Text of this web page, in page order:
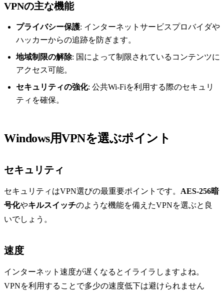
VPNの主な機能
プライバシー保護: インターネットサービスプロバイダや
ハッカーからの追跡を防ぎます。
地域制限の解除: 国によって制限されているコンテンツに
アクセス可能。
セキュリティの強化: 公共Wi-Fiを利用する際のセキュリ
ティを確保。
Windows用VPNを選ぶポイント
セキュリティ
セキュリティはVPN選びの最重要ポイントです。 AES-256暗
号化やキルスイッチのような機能を備えたVPNを選ぶと良
いでしょう。
速度
インターネット速度が遅くなるとイライラしますよね。
VPNを利用することで多少の速度低下は避けられません